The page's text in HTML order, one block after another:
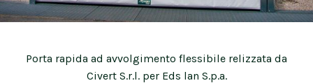
Porta rapida ad avvolgimento flessibile relizzata da
Civert S.r.l. per Eds lan S.p.a.